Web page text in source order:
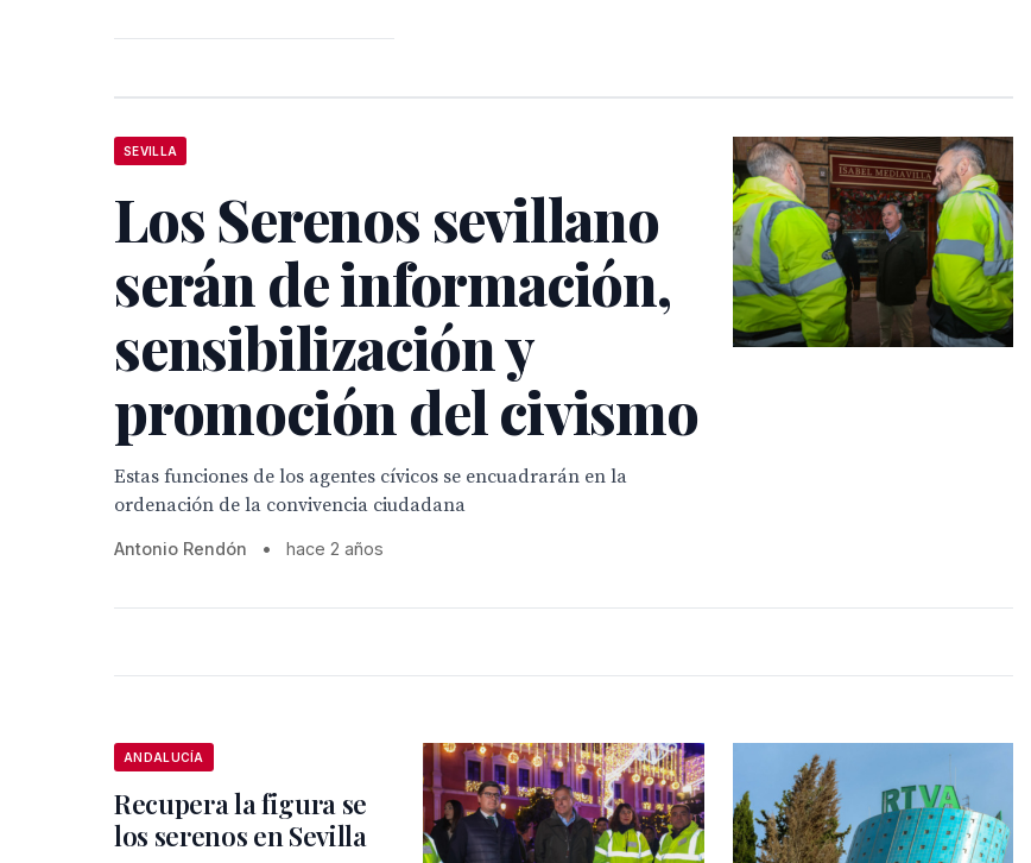
SEVILLA
Los Serenos sevillano
serán de información,
sensibilización y
promoción del civismo
Estas funciones de los agentes cívicos se encuadrarán en la
ordenación de la convivencia ciudadana
Antonio Rendón • hace 2 años
ANDALUCÍA
Recupera la figura se
los serenos en Sevilla